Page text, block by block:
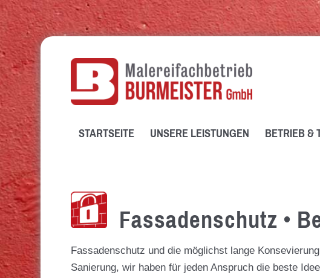
STARTSEITE UNSERE LEISTUNGEN BETRIEB &
Fassadenschutz •
Fassadenschutz und die möglichst lange
Sanierung, wir haben für jeden Anspruch die beste